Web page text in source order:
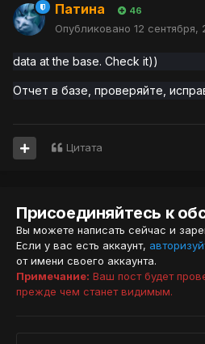
Патина 46
Опубликовано 12 сентября,
data at the base. Check it))
Отчет в базе, проверяйте,
Цитата
Присоединяйтесь к
Вы можете написать сейчас и
Если у вас есть аккаунт,
от имени своего аккаунта.
Примечание: Ваш пост будет
прежде чем станет видимым.